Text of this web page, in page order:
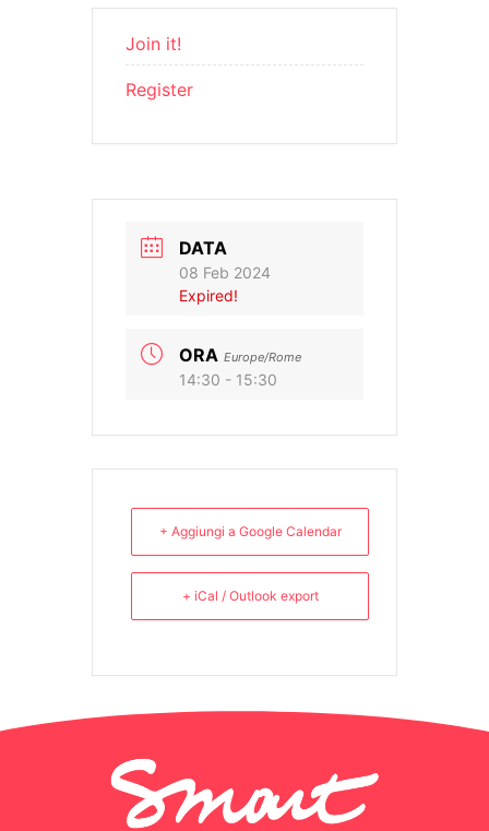
Join it!
Register
DATA
08 Feb 2024
Expired!
ORA Europe/Rome
14:30 - 15:30
+ Aggiungi a Google Calendar
+ iCal / Outlook export